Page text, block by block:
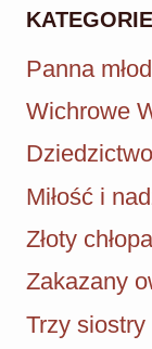
KATEGORIE
Panna
Wichrowe
Dziedzictwo
Miłość i
Złoty
Zakazany
Trzy siostry